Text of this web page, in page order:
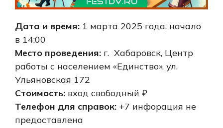
Дата и время: 1 марта 2025 года, начало
в 14:00
Место проведения: г. Хабаровск, Центр
работы с населением «Единство», ул.
Ульяновская 172
Стоимость: вход свободный ₽
Телефон для справок: +7 инфорация не
предоставлена